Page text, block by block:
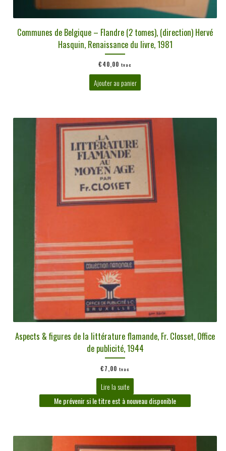
Communes de Belgique – Flandre (2 tomes), (direction) Hervé
Hasquin, Renaissance du livre, 1981
€40,00 tvac
Ajouter au panier
Aspects & figures de la littérature flamande, Fr. Closset, Office
de publicité, 1944
€7,00 tvac
Lire la suite
Me prévenir si le titre est à nouveau disponible